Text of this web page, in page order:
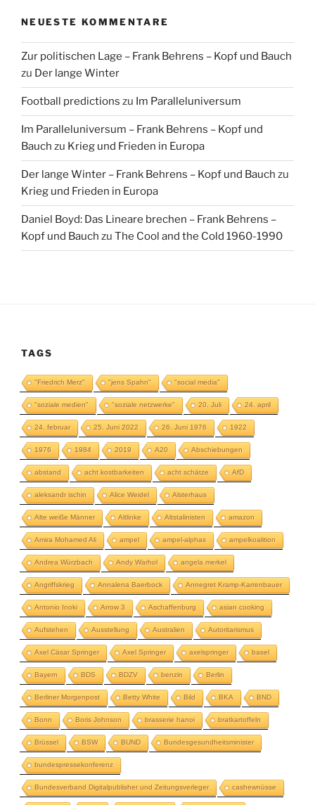
NEUESTE KOMMENTARE
Zur politischen Lage – Frank Behrens – Kopf und Bauch
zu Der lange Winter
Football predictions zu Im Paralleluniversum
Im Paralleluniversum – Frank Behrens – Kopf und
Bauch zu Krieg und Frieden in Europa
Der lange Winter – Frank Behrens – Kopf und Bauch zu
Krieg und Frieden in Europa
Daniel Boyd: Das Lineare brechen – Frank Behrens –
Kopf und Bauch zu The Cool and the Cold 1960-1990
TAGS
"Friedrich Merz" "jens Spahn" "social media"
"soziale medien" "soziale netzwerke" 20. Juli 24. april
24. februar 25. Juni 2022 26. Juni 1976 1922
1976 1984 2019 A20 Abschiebungen
abstand acht kostbarkeiten acht schätze AfD
aleksandr ischin Alice Weidel Alsterhaus
Alte weiße Männer Altlinke Altstalinisten amazon
Amira Mohamed Ali ampel ampel-alphas ampelkoalition
Andrea Würzbach Andy Warhol angela merkel
Angriffskrieg Annalena Baerbock Annegret Kramp-Karrenbauer
Antonio Inoki Arrow 3 Aschaffenburg asian cooking
Aufstehen Ausstellung Australien Autoritarismus
Axel Cäsar Springer Axel Springer axelspringer basel
Bayern BDS BDZV benzin Berlin
Berliner Morgenpost Betty White Bild BKA BND
Bonn Boris Johnson brasserie hanoi bratkartoffeln
Brüssel BSW BUND Bundesgesundheitsminister
bundespressekonferenz
Bundesverband Digitalpublisher und Zeitungsverleger cashewnüsse